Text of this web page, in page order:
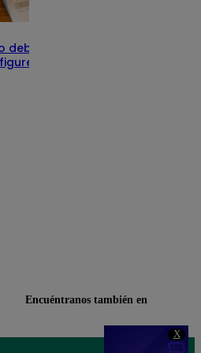
X
debe pasar
en su
Encuéntranos también en